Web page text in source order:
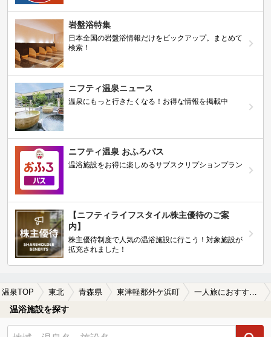
岩盤浴特集
日本全国の岩盤浴情報だけをピックアップ。まとめて
検索！
ニフティ温泉ニュース
温泉にもっと行きたくなる！お得な情報を掲載中
ニフティ温泉 おふろパス
温浴施設をお得に楽しめるサブスクリプションプラン
【ニフティライフスタイル株主優待のご案
内】
株主優待制度で人気の温浴施設に行こう！対象施設が
拡充されました！
温泉TOP 東北 青森県 東津軽郡外ケ浜町 一人旅におすすめの東津軽郡外ケ浜町の温泉、日帰り温泉、スーパー銭湯おすすめ
温浴施設を探す